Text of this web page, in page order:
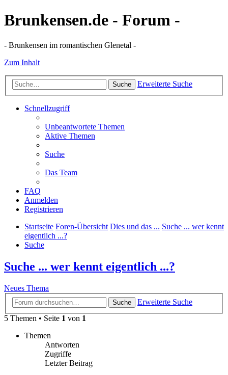
Brunkensen.de - Forum -
- Brunkensen im romantischen Glenetal -
Zum Inhalt
Suche Erweiterte Suche
Schnellzugriff
Unbeantwortete Themen
Aktive Themen
Suche
Das Team
FAQ
Anmelden
Registrieren
Startseite Foren-Übersicht Dies und das ... Suche ... wer kennt
eigentlich ...?
Suche
Suche ... wer kennt eigentlich ...?
Neues Thema
Suche
Erweiterte Suche
5 Themen • Seite 1 von 1
Themen
Antworten
Zugriffe
Letzter Beitrag